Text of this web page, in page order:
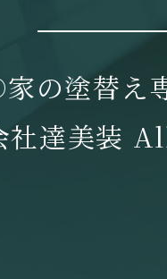
の塗替え
社達美装